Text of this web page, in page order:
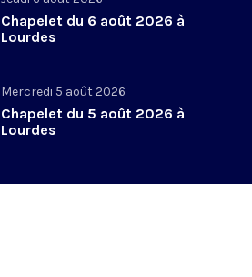
Chapelet du 6 août 2026 à
Lourdes
Mercredi 5 août 2026
Chapelet du 5 août 2026 à
Lourdes